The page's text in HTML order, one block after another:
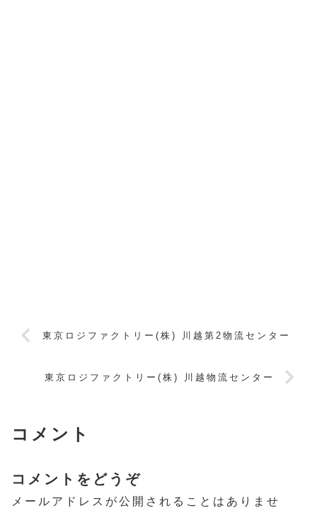
東京ロジファクトリー(株) 川越第2物流センター
東京ロジファクトリー(株) 川越物流センター
コメント
コメントをどうぞ
メールアドレスが公開されることはありませ